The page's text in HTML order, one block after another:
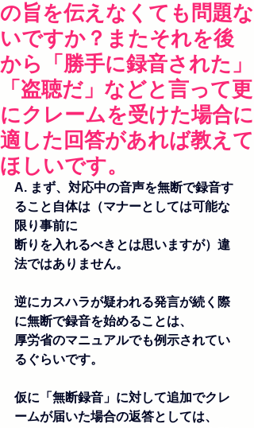
の旨を伝えなくても問題な
いですか？またそれを後
から「勝手に録音された」
「盗聴だ」などと言って更
にクレームを受けた場合に
適した回答があれば教えて
ほしいです。
A. まず、対応中の音声を無断で録音す
ること自体は（マナーとしては可能な
限り事前に
断りを入れるべきとは思いますが）違
法ではありません。
逆にカスハラが疑われる発言が続く際
に無断で録音を始めることは、
厚労省のマニュアルでも例示されてい
るぐらいです。
仮に「無断録音」に対して追加でクレ
ームが届いた場合の返答としては、